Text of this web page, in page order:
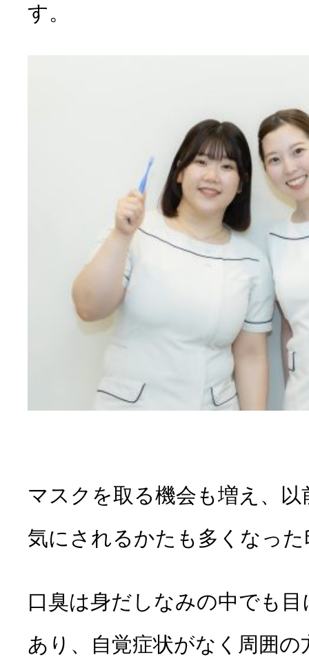
す。
マスクを取る機会も増え、
気にされるかたも多くなっ
口臭は身だしなみの中でも
あり、自覚症状がなく周囲